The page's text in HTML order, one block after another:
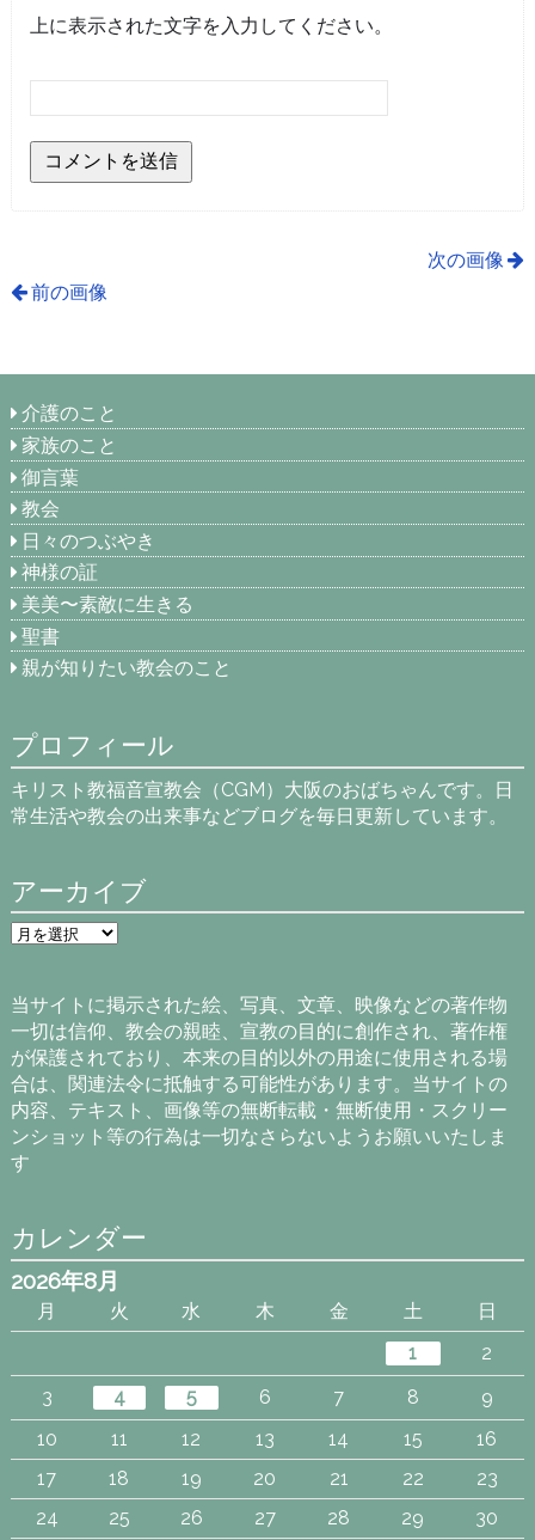
上に表示された文字を入力してください。
次の画像
前の画像
介護のこと
家族のこと
御言葉
教会
日々のつぶやき
神様の証
美美〜素敵に生きる
聖書
親が知りたい教会のこと
プロフィール
キリスト教福音宣教会（CGM）大阪のおばちゃんです。日
常生活や教会の出来事などブログを毎日更新しています。
アーカイブ
ア
ー
ブ
当サイトに掲示された絵、写真、文章、映像などの著作物
一切は信仰、教会の親睦、宣教の目的に創作され、著作権
が保護されており、本来の目的以外の用途に使用される場
合は、関連法令に抵触する可能性があります。当サイトの
内容、テキスト、画像等の無断転載・無断使用・スクリー
ンショット等の行為は一切なさらないようお願いいたしま
す
カレンダー
2026年8月
月 火 水 木 金 土
日
1
2
3
4 5 6 7 8
9
10
11 12 13 14 15
16
17
18 19 20 21 22
23
24
25 26 27 28 29
30